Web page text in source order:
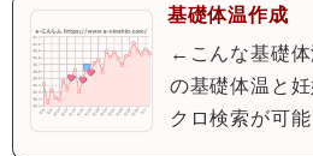
基礎体温作成
←こんな基礎
の基礎体温と
クロ検索が可能